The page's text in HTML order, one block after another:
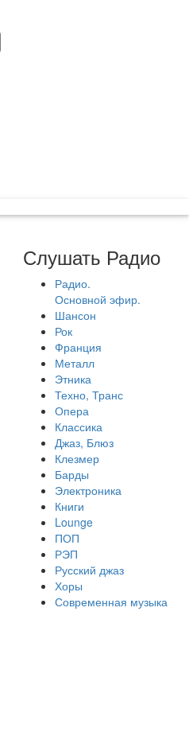
Слушать Радио
Радио.
Основной эфир.
Шансон
Рок
Франция
Металл
Этника
Техно, Транс
Опера
Классика
Джаз, Блюз
Клезмер
Барды
Электроника
Книги
Lounge
ПОП
РЭП
Русский джаз
Хоры
Современная музыка